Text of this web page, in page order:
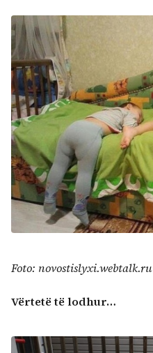
Foto: novostislyxi.webtalk.ru
Vërtetë të lodhur…